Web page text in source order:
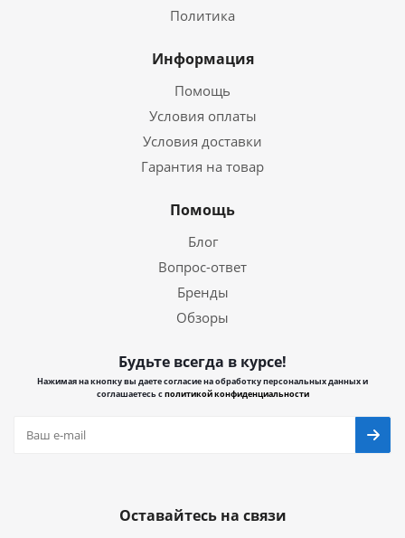
Политика
Информация
Помощь
Условия оплаты
Условия доставки
Гарантия на товар
Помощь
Блог
Вопрос-ответ
Бренды
Обзоры
Будьте всегда в курсе!
Нажимая на кнопку вы даете согласие на обработку персональных данных и
соглашаетесь сполитикой конфиденциальности
Оставайтесь на связи